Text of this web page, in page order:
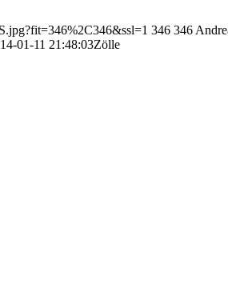
346 346
01-11 21:48:03Zölle